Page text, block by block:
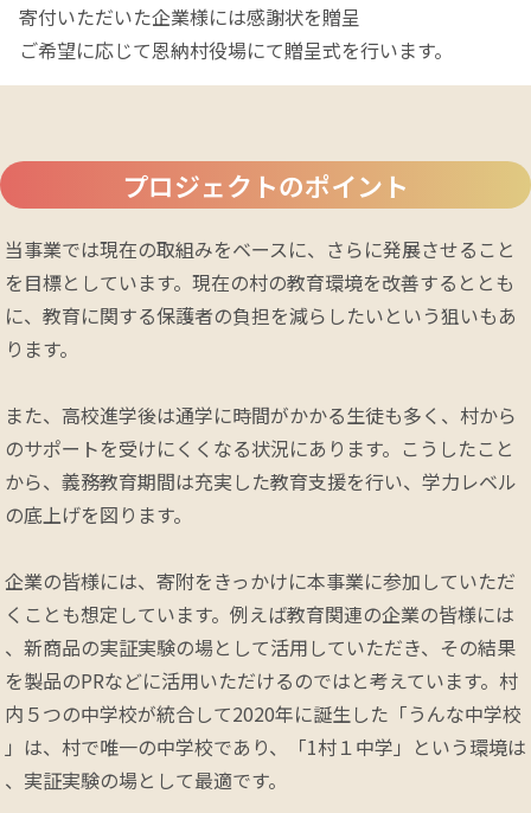
寄付いただいた企業様には感謝状を贈呈
ご希望に応じて恩納村役場にて贈呈式を行います。
プロジェクトのポイント
当事業では現在の取組みをベースに、さらに発展させること
を目標としています。現在の村の教育環境を改善するととも
に、教育に関する保護者の負担を減らしたいという狙いもあ
ります。
また、高校進学後は通学に時間がかかる生徒も多く、村から
のサポートを受けにくくなる状況にあります。こうしたこと
から、義務教育期間は充実した教育支援を行い、学力レベル
の底上げを図ります。
企業の皆様には、寄附をきっかけに本事業に参加していただ
くことも想定しています。例えば教育関連の企業の皆様には
、新商品の実証実験の場として活用していただき、その結果
を製品のPRなどに活用いただけるのではと考えています。村
内５つの中学校が統合して2020年に誕生した「うんな中学校
」は、村で唯一の中学校であり、「1村１中学」という環境は
、実証実験の場として最適です。